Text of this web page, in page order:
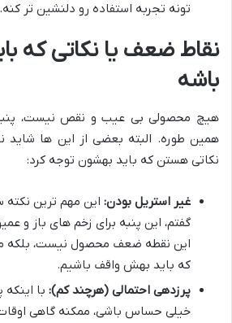
تونه تجربه استفاده رو دلنشین تر کنه.
نقاط ضعف یا نکاتی که
باشه
هیچ محصولی بی عیب و نقص نیست،
همین طوره. البته بعضی از این ها شاید
نکاتی هستن که باید بهشون توجه کرد:
غیر استریل بودن: این مهم ترین
گفتم، این پنبه برای زخم های باز و
این نقطه ضعف محصول نیست، بلکه
که باید بهش واقف باشیم.
پرزدهی احتمالی (هرچند کم): با
خیلی حساس باشی، ممکنه گاهی